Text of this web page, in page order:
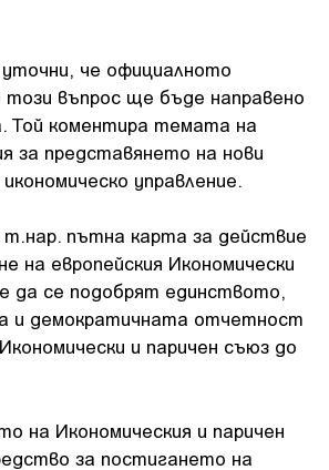
че официалното
този въпрос ще бъде направено
Той коментира темата на
за представянето на нови
управление.
пътна карта за действие
на европейския Икономически
да се подобрят единството,
и демократичната отчетност
и паричен съюз до
на Икономическия и паричен
за постигането на